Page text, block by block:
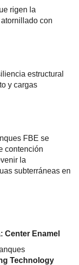
rigen la
con
estructural
y cargas
FBE se
contención
la
subterráneas en
Center Enamel
Technology